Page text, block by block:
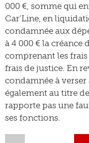
000 €, somme qui
Car’Line, en
condamnée aux
à 4 000 € la créance
comprenant les frais
frais de justice. En
condamnée à verser
également au titre
rapporte pas une
ses fonctions.